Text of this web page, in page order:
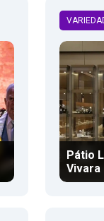
Pátio
Vivara